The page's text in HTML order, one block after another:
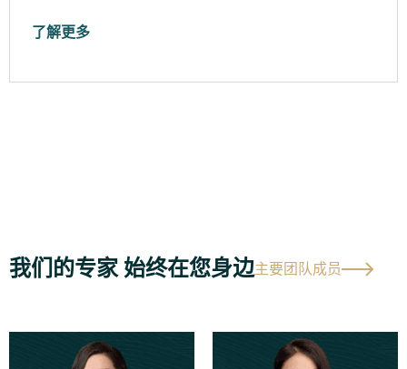
了解更多
我们的专家 始终在您身边主要团队成员